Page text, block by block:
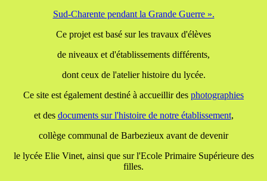
Sud-Charente pendant la Grande Guerre ».
Ce projet est basé sur les travaux d'élèves
de niveaux et d'établissements différents,
dont ceux de l'atelier histoire du lycée.
Ce site est également destiné à accueillir des photographies
et des documents sur l'histoire de notre établissement,
collège communal de Barbezieux avant de devenir
le lycée Elie Vinet, ainsi que sur l'Ecole Primaire Supérieure des
filles.